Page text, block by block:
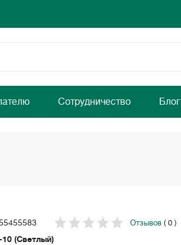
и уюта вашего дома
и уюта вашего дома
Сотрудничество Блог
Отзывов ( 0 )
(Светлый)